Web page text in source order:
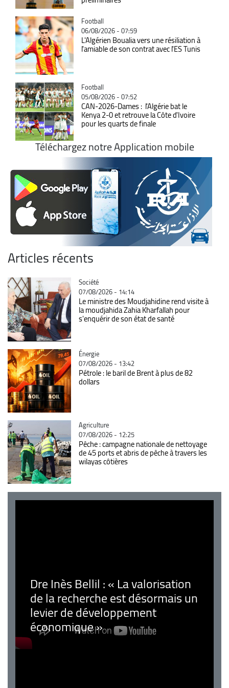
Catégorie
Football
06/08/2026 - 07:59
L'Algérien Boualia vers une résiliation à
l'amiable de son contrat avec l'ES Tunis
Catégorie
Football
05/08/2026 - 07:52
CAN-2026-Dames : l'Algérie bat le
Kenya 2-0 et retrouve la Côte d'Ivoire
pour les quarts de finale
Téléchargez notre Application mobile
Articles récents
Catégorie
Société
07/08/2026 - 14:14
Le ministre des Moudjahidine rend visite à
la moudjahida Zahia Kharfallah pour
s'enquérir de son état de santé
Catégorie
Énergie
07/08/2026 - 13:42
Pétrole : le baril de Brent à plus de 82
dollars
Catégorie
Agriculture
07/08/2026 - 12:25
Pêche : campagne nationale de nettoyage
de 45 ports et abris de pêche à travers les
wilayas côtières
Dre Inès Bellil : « La valorisation
de la recherche est désormais un
levier de développement
économique »